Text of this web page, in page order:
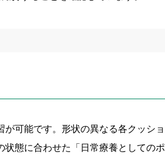
可能です。形状の異なる各クッシ
態に合わせた「日常療養としての